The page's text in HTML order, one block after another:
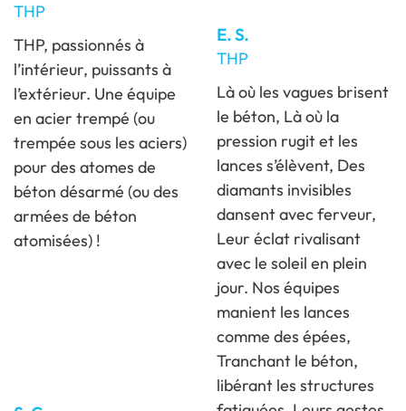
THP
THP, passionnés à
l’intérieur, puissants à
l’extérieur. Une équipe
en acier trempé (ou
trempée sous les aciers)
pour des atomes de
béton désarmé (ou des
armées de béton
atomisées) !
E. S.
THP
Là où les vagues brisent
le béton, Là où la
pression rugit et les
lances s’élèvent, Des
diamants invisibles
dansent avec ferveur,
Leur éclat rivalisant
avec le soleil en plein
jour. Nos équipes
manient les lances
comme des épées,
Tranchant le béton,
libérant les structures